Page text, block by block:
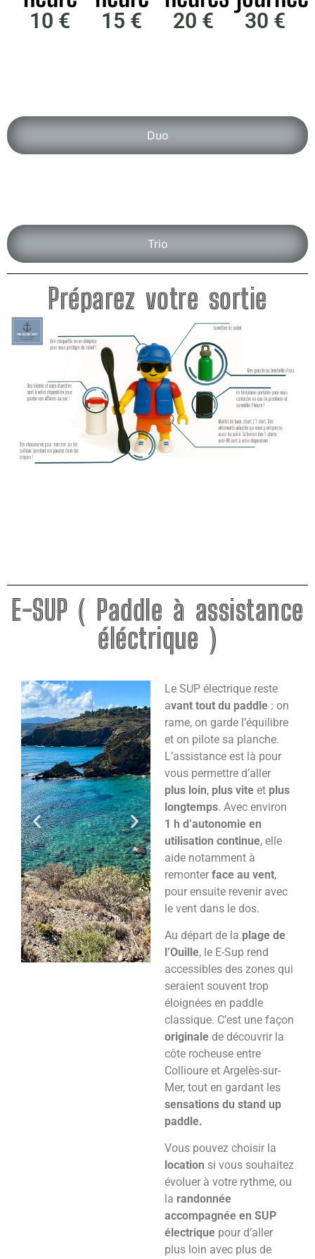
Duo
Trio
10 € 15 € 20 € 30 €
Préparez votre sortie
E-SUP ( Paddle à assistance
éléctrique )
Le SUP électrique reste
avant tout du paddle : on
rame, on garde l’équilibre
et on pilote sa planche.
L’assistance est là pour
vous permettre d’aller
plus loin, plus vite et plus
longtemps. Avec environ
1 h d’autonomie en
utilisation continue, elle
aide notamment à
remonter face au vent,
pour ensuite revenir avec
le vent dans le dos.
Au départ de la plage de
l’Ouille, le E-Sup rend
accessibles des zones qui
seraient souvent trop
éloignées en paddle
classique. C’est une façon
originale de découvrir la
côte rocheuse entre
Collioure et Argelès-sur-
Mer, tout en gardant les
sensations du stand up
paddle.
Vous pouvez choisir la
location si vous souhaitez
évoluer à votre rythme, ou
la randonnée
accompagnée en SUP
électrique pour d’aller
plus loin avec plus de